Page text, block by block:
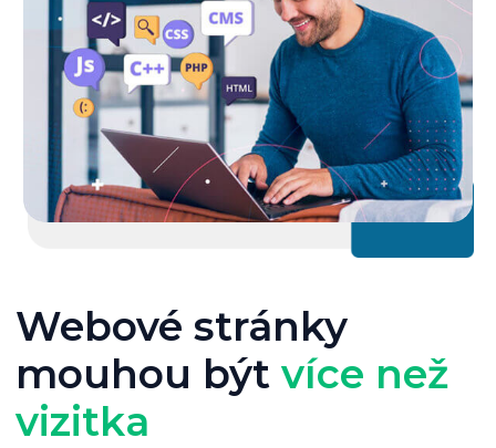
Webové stránky
mouhou být více než
vizitka